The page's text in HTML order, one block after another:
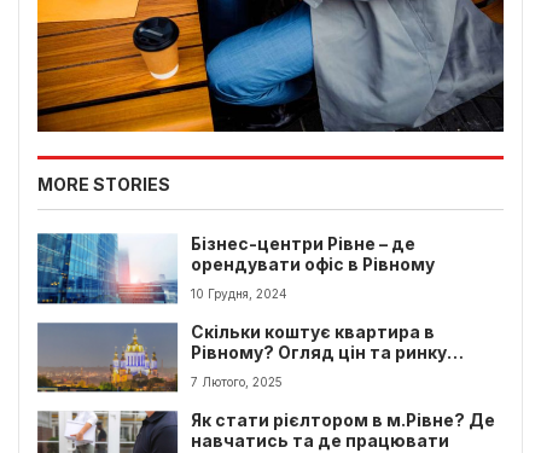
MORE STORIES
Бізнес-центри Рівне – де
орендувати офіс в Рівному
10 Грудня, 2024
Скільки коштує квартира в
Рівному? Огляд цін та ринку
нерухомості
7 Лютого, 2025
Як стати рієлтором в м.Рівне? Де
навчатись та де працювати